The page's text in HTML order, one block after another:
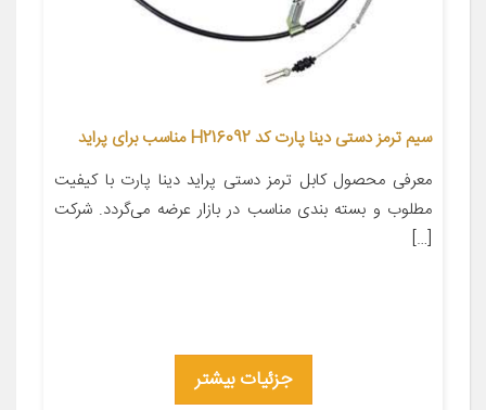
سیم ترمز دستی دینا پارت کد H216092 مناسب برای پراید
معرفی محصول کابل ترمز دستی پراید دینا پارت با کیفیت
مطلوب و بسته بندی مناسب در بازار عرضه می‌گردد. شرکت
[…]
جزئیات بیشتر